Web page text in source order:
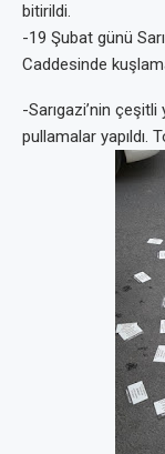
bitirildi.
-19 Şubat günü
Caddesinde
-Sarıgazi’nin
pullamalar yapıldı.